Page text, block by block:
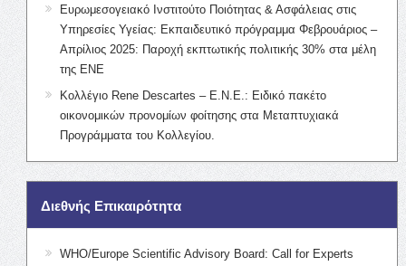
Ευρωμεσογειακό Ινστιτούτο Ποιότητας & Ασφάλειας στις
Υπηρεσίες Υγείας: Εκπαιδευτικό πρόγραμμα Φεβρουάριος –
Απρίλιος 2025: Παροχή εκπτωτικής πολιτικής 30% στα μέλη
της ΕΝΕ
Κολλέγιο Rene Descartes – Ε.Ν.Ε.: Ειδικό πακέτο
οικονομικών προνομίων φοίτησης στα Μεταπτυχιακά
Προγράμματα του Κολλεγίου.
Διεθνής Επικαιρότητα
WHO/Europe Scientific Advisory Board: Call for Experts